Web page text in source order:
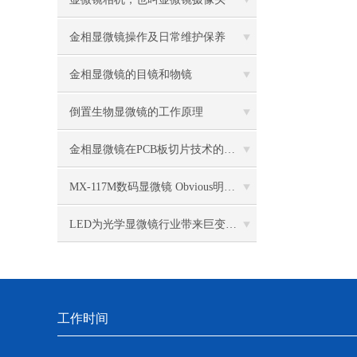
金相显微镜操作及日常维护保养
金相显微镜的目镜和物镜
倒置生物显微镜的工作原理
金相显微镜在PCB板切片技术的过程控制中的作用
MX-117M数码显微镜 Obvious明显品牌值得推荐
LED为光学显微镜行业带来巨变 优势比传统卤素更明显
工作时间